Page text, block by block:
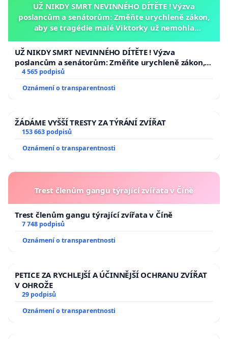
UŽ NIKDY SMRT NEVINNÉHO DÍTĚTE ! Výzva
poslancům a senátorům: Změňte urychleně zákon,
aby se tragédie malé Viktorky už nemohla
UŽ NIKDY SMRT NEVINNÉHO DÍTĚTE ! Výzva
poslancům a senátorům: Změňte urychleně zákon,
aby se tragédie malé Viktorky už nemohla opakovat!
4 565 podpisů
Oznámení o transparentnosti
ŽÁDÁME VYŠŠÍ TRESTY ZA TÝRÁNÍ ZVÍŘAT
153 663 podpisů
Oznámení o transparentnosti
Trest členům gangu týrající zvířata v Číně
Trest členům gangu týrající zvířata v Číně
7 748 podpisů
Oznámení o transparentnosti
PETICE ZA RYCHLEJŠÍ A ÚČINNĚJŠÍ OCHRANU ZVÍŘAT
V OHROŽE
29 podpisů
Oznámení o transparentnosti